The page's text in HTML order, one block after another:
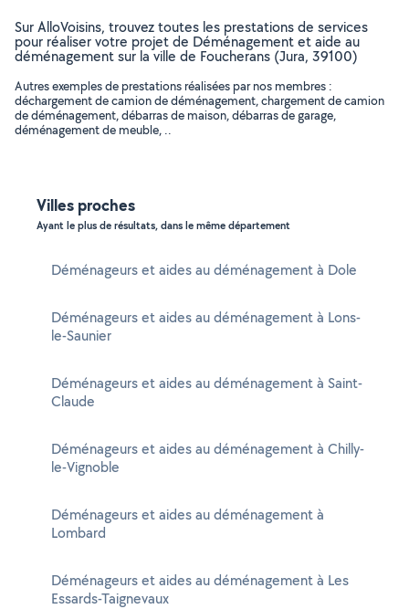
Sur AlloVoisins, trouvez toutes les prestations de services
pour réaliser votre projet de Déménagement et aide au
déménagement sur la ville de Foucherans (Jura, 39100)
Autres exemples de prestations réalisées par nos membres :
déchargement de camion de déménagement, chargement de camion
de déménagement, débarras de maison, débarras de garage,
déménagement de meuble, ..
Villes proches
Ayant le plus de résultats, dans le même département
Déménageurs et aides au déménagement à Dole
Déménageurs et aides au déménagement à Lons-
le-Saunier
Déménageurs et aides au déménagement à Saint-
Claude
Déménageurs et aides au déménagement à Chilly-
le-Vignoble
Déménageurs et aides au déménagement à
Lombard
Déménageurs et aides au déménagement à Les
Essards-Taignevaux